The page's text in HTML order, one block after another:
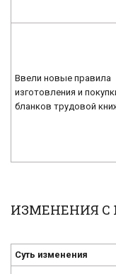
Ввели новые правила
изготовления и
бланков трудовой
ИЗМЕНЕНИЯ С
Суть изменения